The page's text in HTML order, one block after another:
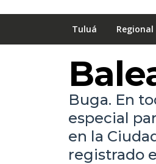
Tuluá Regional
Buga. En
especial
en la
registrado